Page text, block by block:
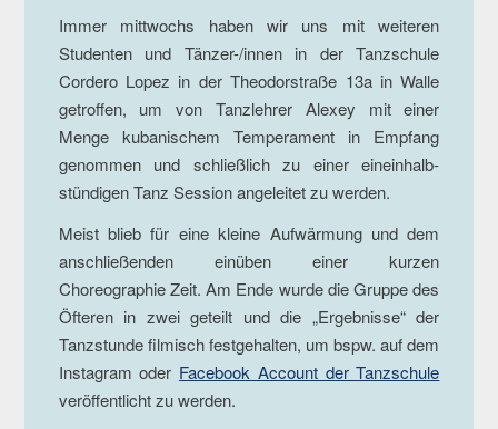
Immer mittwochs haben wir uns mit weiteren
Studenten und Tänzer-/innen in der Tanzschule
Cordero Lopez in der Theodorstraße 13a in Walle
getroffen, um von Tanzlehrer Alexey mit einer
Menge kubanischem Temperament in Empfang
genommen und schließlich zu einer eineinhalb-
stündigen Tanz Session angeleitet zu werden.
Meist blieb für eine kleine Aufwärmung und dem
anschließenden einüben einer kurzen
Choreographie Zeit. Am Ende wurde die Gruppe des
Öfteren in zwei geteilt und die „Ergebnisse“ der
Tanzstunde filmisch festgehalten, um bspw. auf dem
Instagram oder Facebook Account der Tanzschule
veröffentlicht zu werden.